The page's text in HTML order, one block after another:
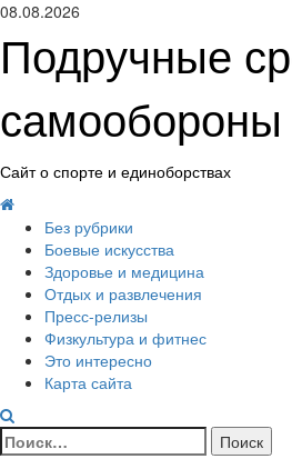
Перейти
содержимому
08.08.2026
Подручные
самообороны
Сайт о спорте и единоборствах
Основное
менюБез рубрики
Боевые искусства
Здоровье и медицина
Отдых и развлечения
Пресс-релизы
Физкультура и фитнес
Это интересно
Карта сайта
Найти: